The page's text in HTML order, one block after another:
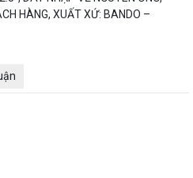
HÀNG, XUẤT XỨ: BANDO –